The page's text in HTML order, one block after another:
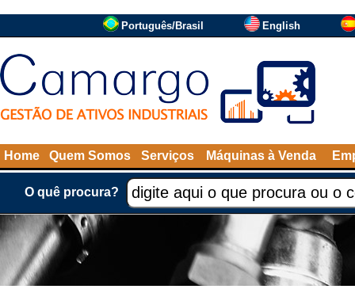
Português/Brasil English
Home Quem Somos Serviços Máquinas à Venda
O quê procura?